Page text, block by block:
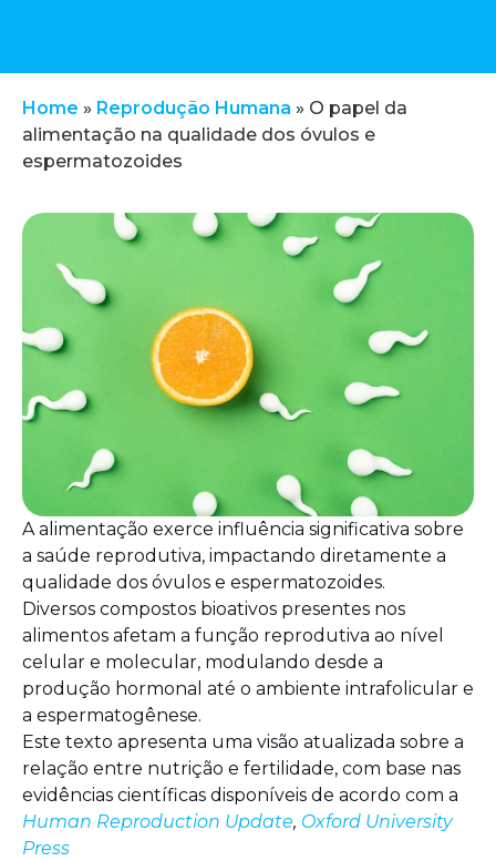
Home » Reprodução Humana » O papel da
alimentação na qualidade dos óvulos e
espermatozoides
A alimentação exerce influência significativa sobre
a saúde reprodutiva, impactando diretamente a
qualidade dos óvulos e espermatozoides.
Diversos compostos bioativos presentes nos
alimentos afetam a função reprodutiva ao nível
celular e molecular, modulando desde a
produção hormonal até o ambiente intrafolicular e
a espermatogênese.
Este texto apresenta uma visão atualizada sobre a
relação entre nutrição e fertilidade, com base nas
evidências científicas disponíveis de acordo com a
Human Reproduction Update, Oxford University
Press